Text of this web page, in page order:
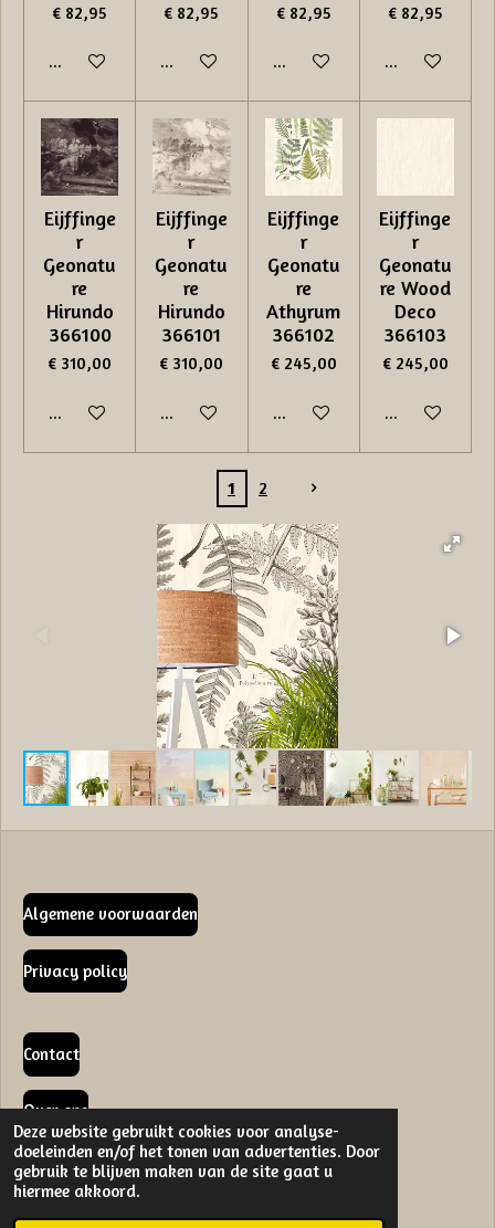
Deze website gebruikt cookies voor analyse-
doeleinden en/of het tonen van advertenties. Door
gebruik te blijven maken van de site gaat u
hiermee akkoord.
€ 82,95
In winkelwagen
€ 82,95
In winkelwagen
€ 82,95
In winkelwagen
€ 82,95
In
Eijffinge
r
Geonatu
re
Hirundo
366100
€ 310,00
In winkelwagen
Eijffinge
r
Geonatu
re
Hirundo
366101
€ 310,00
In winkelwagen
Eijffinge
r
Geonatu
re
Athyrum
366102
€ 245,00
In winkelwagen
Eijffinge
r
Geonatu
re Wood
Deco
366103
€ 245,00
In
1 2
Algemene voorwaarden
Privacy policy
Contact
Over ons